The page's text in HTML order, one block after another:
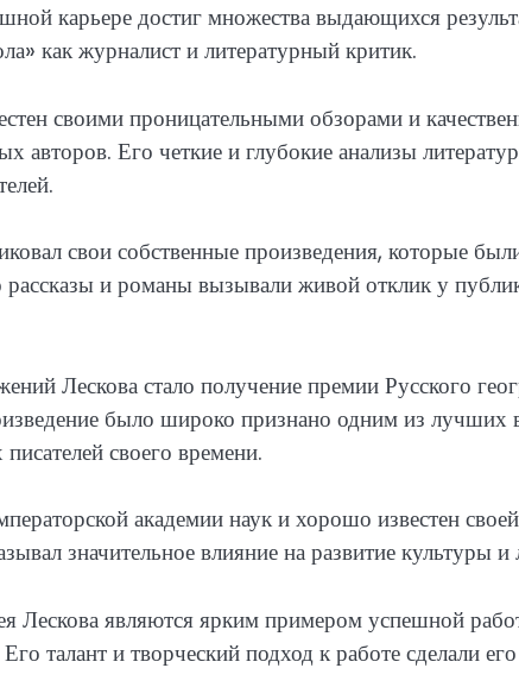
карьере достиг множества выдающихся
как журналист и литературный критик.
своими проницательными обзорами и
авторов. Его четкие и глубокие анализы
свои собственные произведения, которые
и романы вызывали живой отклик у
Лескова стало получение премии Русского
было широко признано одним из лучших
своего времени.
академии наук и хорошо известен
значительное влияние на развитие культуры
Лескова являются ярким примером успешной
талант и творческий подход к работе сделали